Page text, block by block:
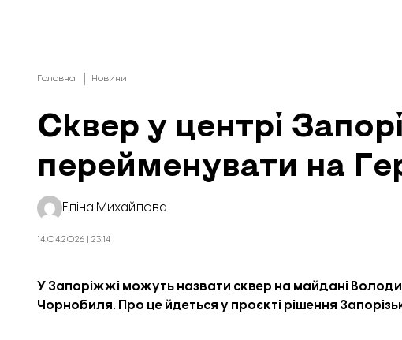
Головна Новини
Сквер у центрі
перейменувати на
Еліна Михайлова
14.04.2026 | 23:14
У Запоріжжі можуть назвати сквер на майдані
Чорнобиля. Про це йдеться у проєкті рішення